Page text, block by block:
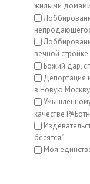
жилыми домами
вечной стройке
Божий дар,
Депортация
в Новую Москву
качестве
бесятся"
Моя